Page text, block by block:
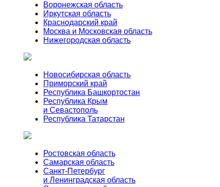
Воронежская область
Иркутская область
Краснодарский край
Москва и Московская область
Нижегородская область
Новосибирская область
Приморский край
Республика Башкортостан
Республика Крым
и Севастополь
Республика Татарстан
Ростовская область
Самарская область
Санкт-Петербург
и Ленинградская область